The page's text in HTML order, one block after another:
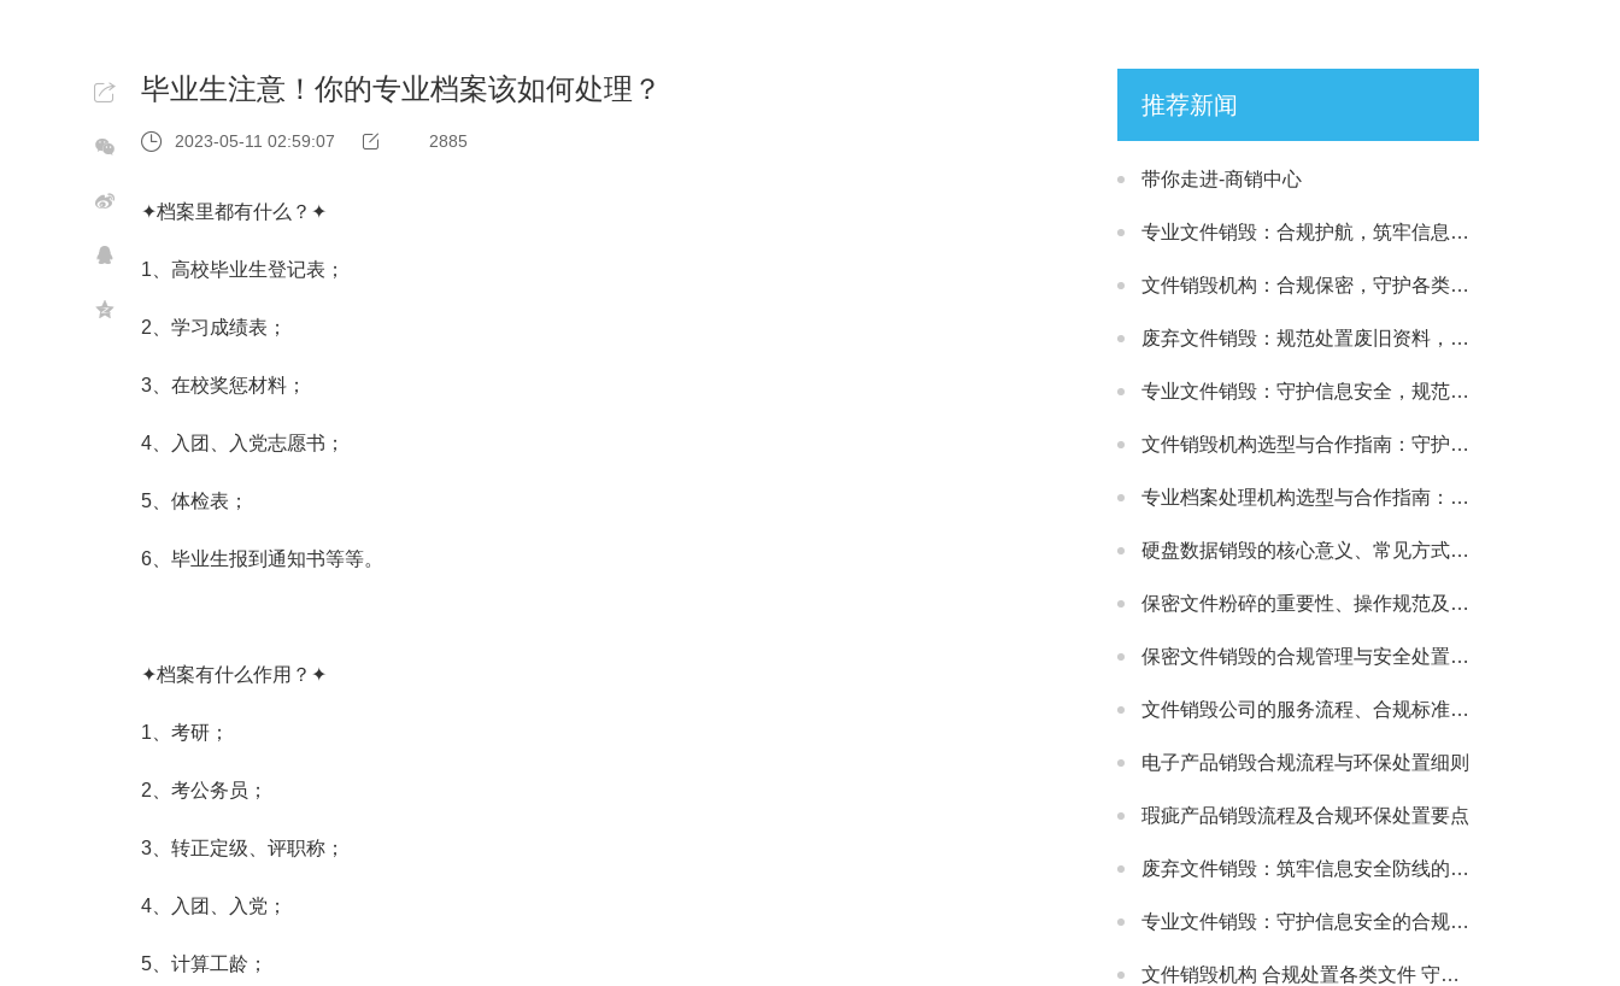
毕业生注意！你的专业档案该如何处理？
2023-05-11 02:59:07 2885
✦档案里都有什么？✦
1、高校毕业生登记表；
2、学习成绩表；
3、在校奖惩材料；
4、入团、入党志愿书；
5、体检表；
6、毕业生报到通知书等等。
✦档案有什么作用？✦
1、考研；
2、考公务员；
3、转正定级、评职称；
4、入团、入党；
5、计算工龄；
推荐新闻
带你走进-商销中心
专业文件销毁：合规护航，筑牢信息安全处置防线
文件销毁机构：合规保密，守护各类文件安全处置需求
废弃文件销毁：规范处置废旧资料，筑牢信息安全防线
专业文件销毁：守护信息安全，规范处理各类涉密载体
文件销毁机构选型与合作指南：守护文件安全与合规处置的可靠选择
专业档案处理机构选型与合作指南：守护档案安全与合规的可靠伙伴
硬盘数据销毁的核心意义、常见方式及安全注意事项
保密文件粉碎的重要性、操作规范及适配场景详解
保密文件销毁的合规管理与安全处置全流程解析
文件销毁公司的服务流程、合规标准及合作适配指南
电子产品销毁合规流程与环保处置细则
瑕疵产品销毁流程及合规环保处置要点
废弃文件销毁：筑牢信息安全防线的必要举措
专业文件销毁：守护信息安全的合规解决方案
文件销毁机构 合规处置各类文件 守护信息安全无忧